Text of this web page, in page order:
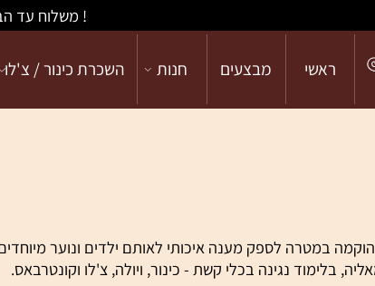
! משלוח עד הבית
מבצעים חנות השכרת כינור / צ'לו
לספק מענה איכותי לאותם ילדים ונוער מיוחדים
נגינה בכלי קשת - כינור, ויולה, צ'לו וקונטרבאס.